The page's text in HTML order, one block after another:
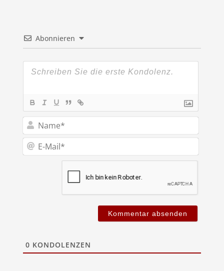
Abonnieren
Name*
E-
Mail*
0 KONDOLENZEN